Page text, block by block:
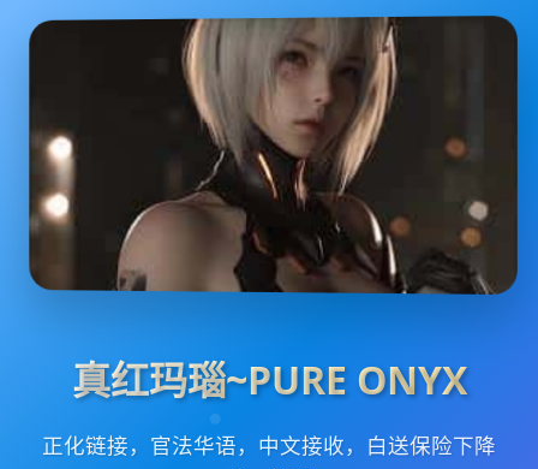
真红玛瑙~PURE ONYX
正化链接，官法华语，中文接收，白送保险下降